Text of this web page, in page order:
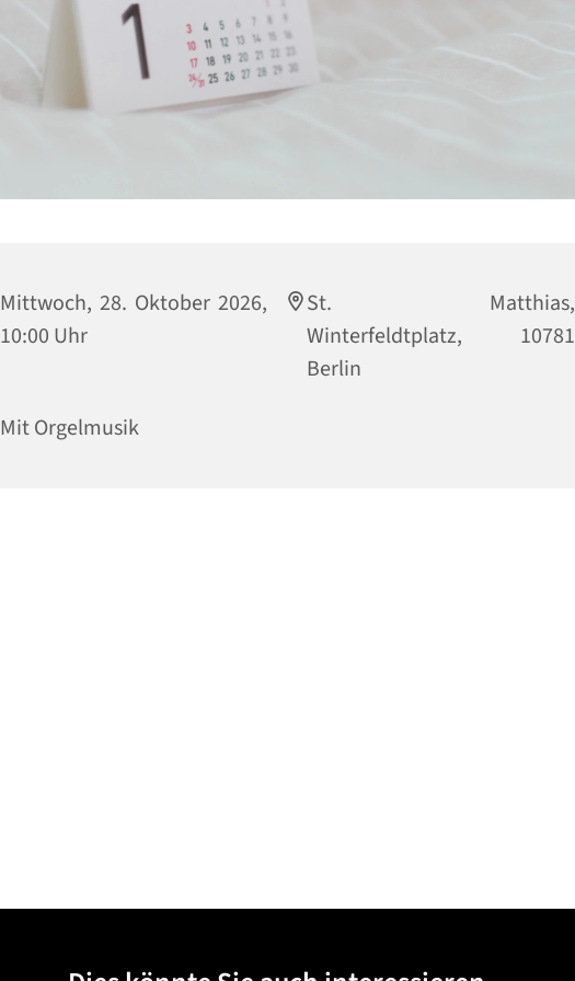
Mittwoch, 28. Oktober 2026,
10:00 Uhr
St. Matthias,
Winterfeldtplatz, 10781
Berlin
Mit Orgelmusik